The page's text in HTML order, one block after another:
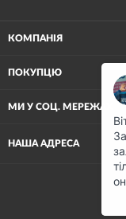
КОМПАНІЯ
ПОКУПЦЮ
МИ У СОЦ. МЕРЕЖАХ
НАША АДРЕСА